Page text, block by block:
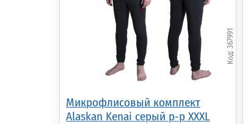
Микрофлисовый комплект
Alaskan Kenai серый р-р XXXL
367991